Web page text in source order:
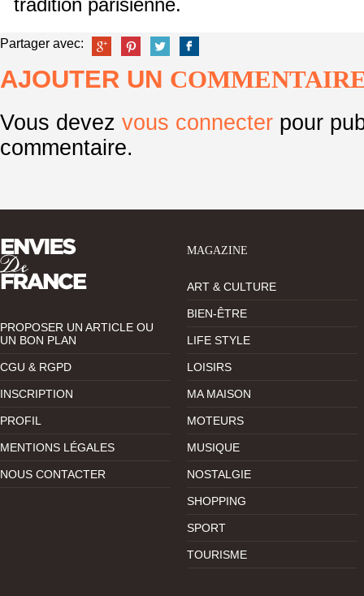
tradition parisienne.
Partager avec:
AJOUTER UN
Vous devez vous connecter pour
commentaire.
PROPOSER UN ARTICLE OU
UN BON PLAN
CGU & RGPD
INSCRIPTION
PROFIL
MENTIONS LÉGALES
NOUS CONTACTER
MAGAZINE
ART & CULTURE
BIEN-ÊTRE
LIFE STYLE
LOISIRS
MA MAISON
MOTEURS
MUSIQUE
NOSTALGIE
SHOPPING
SPORT
TOURISME